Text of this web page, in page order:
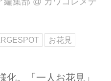
お花見
化。「一人お花見」